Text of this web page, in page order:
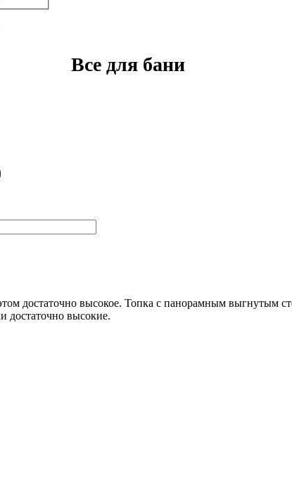
Все для бани
достаточно высокое. Топка с панорамным выгнутым
достаточно высокие.